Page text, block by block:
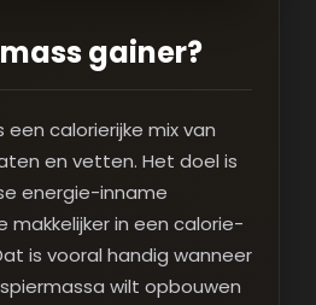
gainer?
een calorierijke mix van
en vetten. Het doel is
energie-inname
makkelijker in een calorie-
is vooral handig wanneer
wilt opbouwen